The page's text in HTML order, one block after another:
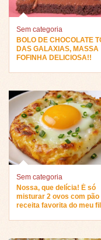
Sem categoria
BOLO DE CHOCOLATE
DAS GALAXIAS, MASSA
FOFINHA DELICIOSA!!
Sem categoria
Nossa, que delícia! É só
misturar 2 ovos com
receita favorita do meu